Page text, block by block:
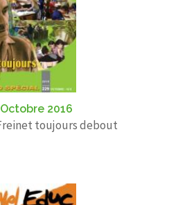
Octobre 2016
toujours debout